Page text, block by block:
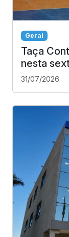
Geral
Taça
nesta
31/07/2026